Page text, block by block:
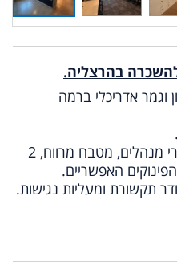
בהרצליה.
וגמר אדריכלי ברמה
שילוב של חללי אופן ספייס וחדרי מנהלים, מטבח מרווח, 2
האפשריים.
תקשורת ומעליות נגישות.